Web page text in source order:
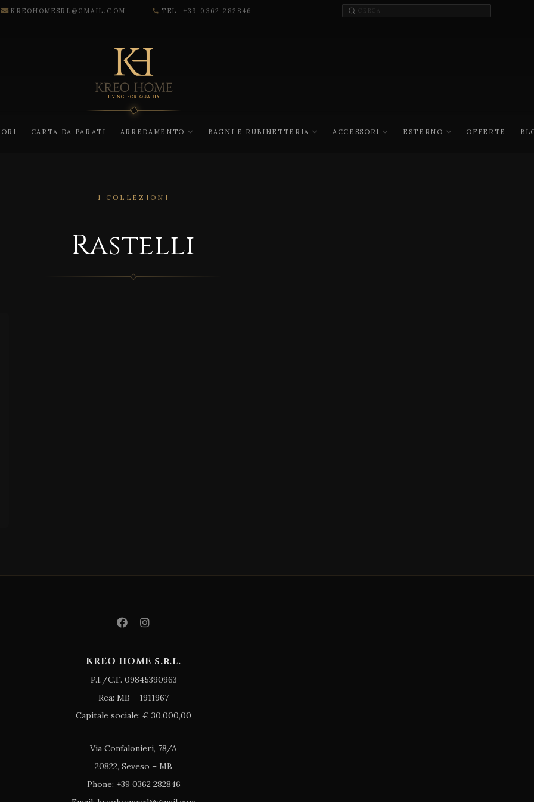
KREOHOMESRL@GMAIL.COM phone TEL: +39 0362 282846
CARTA DA PARATI ARREDAMENTO BAGNI E RUBINETTERIA ACCESSORI ESTERNO OFFERTE
1 COLLEZIONI
Rastelli
KREO HOME s.r.l.
P.I./C.F. 09845390963
Rea: MB – 1911967
Capitale sociale: € 30.000,00
Via Confalonieri, 78/A
20822, Seveso – MB
Phone: +39 0362 282846